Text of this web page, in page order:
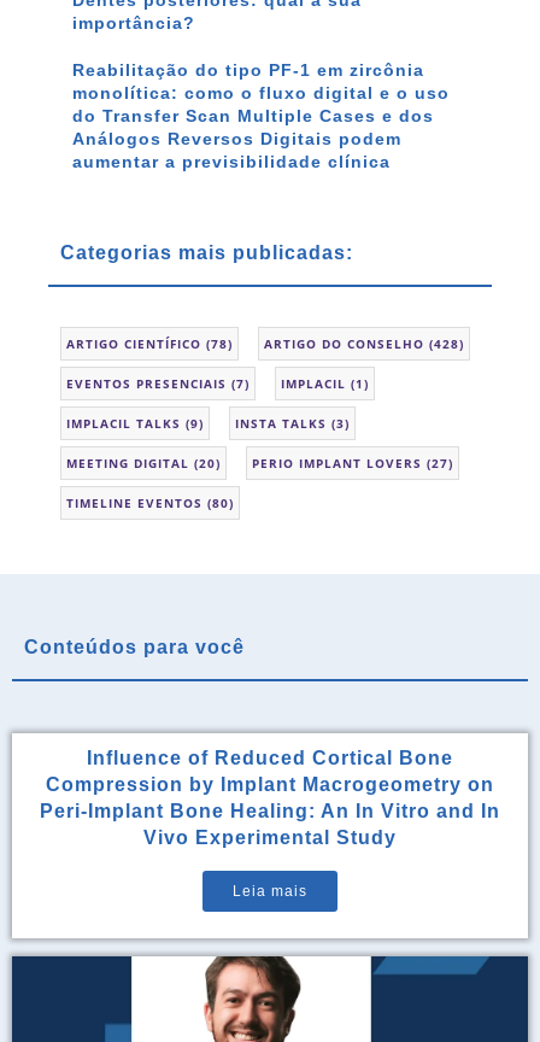
importância?
Reabilitação do tipo PF-1 em zircônia
monolítica: como o fluxo digital e o uso
do Transfer Scan Multiple Cases e dos
Análogos Reversos Digitais podem
aumentar a previsibilidade clínica
Categorias mais publicadas:
ARTIGO CIENTÍFICO (78) ARTIGO DO CONSELHO (428)
EVENTOS PRESENCIAIS (7) IMPLACIL (1)
IMPLACIL TALKS (9) INSTA TALKS (3)
MEETING DIGITAL (20) PERIO IMPLANT LOVERS (27)
TIMELINE EVENTOS (80)
Conteúdos para você
Influence of Reduced Cortical Bone
Compression by Implant Macrogeometry on
Peri-Implant Bone Healing: An In Vitro and In
Vivo Experimental Study
Leia mais